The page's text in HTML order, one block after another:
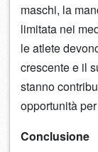
maschi, la
limitata nei
le atlete
crescente e il
stanno
opportunità
Conclusione